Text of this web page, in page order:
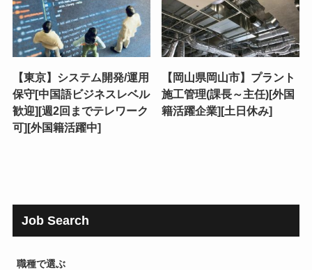
【東京】システム開発/運用
保守[中国語ビジネスレベル
歓迎][週2回までテレワーク
可][外国籍活躍中]
【岡山県岡山市】プラント
施工管理(課長～主任)[外国
籍活躍企業][土日休み]
Job Search
職種で選ぶ